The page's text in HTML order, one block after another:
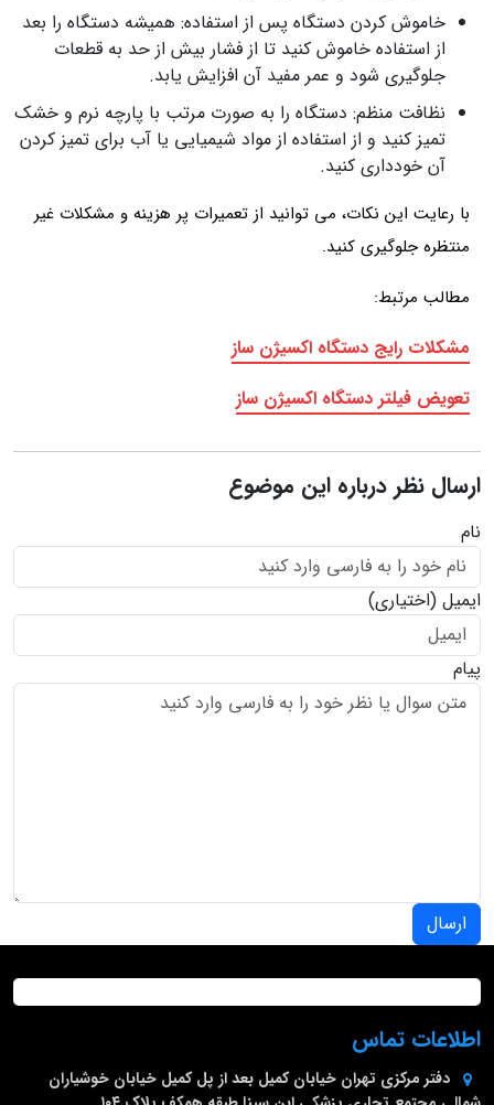
خاموش کردن دستگاه پس از استفاده: همیشه دستگاه را بعد
از استفاده خاموش کنید تا از فشار بیش از حد به قطعات
جلوگیری شود و عمر مفید آن افزایش یابد.
نظافت منظم: دستگاه را به صورت مرتب با پارچه نرم و خشک
تمیز کنید و از استفاده از مواد شیمیایی یا آب برای تمیز کردن
آن خودداری کنید.
با رعایت این نکات، می توانید از تعمیرات پر هزینه و مشکلات غیر
منتظره جلوگیری کنید.
مطالب مرتبط:
مشکلات رایج دستگاه اکسیژن ساز
تعویض فیلتر دستگاه اکسیژن ساز
ارسال نظر درباره این موضوع
نام
ایمیل (اختیاری)
پیام
ارسال
اطلاعات تماس
دفتر مرکزی تهران خیابان کمیل بعد از پل کمیل خیابان خوشیاران